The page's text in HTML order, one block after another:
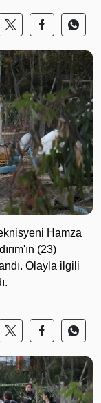
Hamza
(23)
Olayla ilgili